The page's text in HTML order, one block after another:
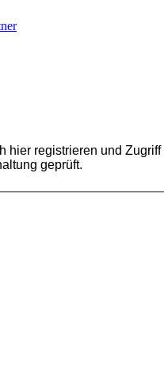
hier registrieren und
geprüft.